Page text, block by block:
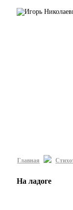
Главная
На ладоге